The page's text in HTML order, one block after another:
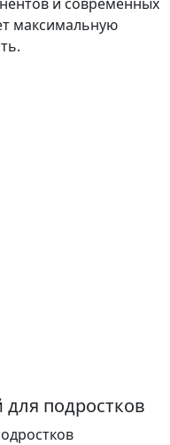
максимальную
для подростков